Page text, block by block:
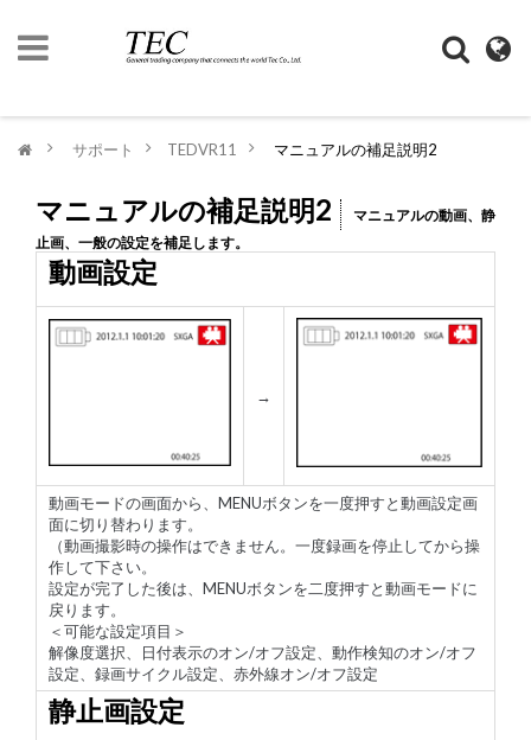
プ
企
業
情
報
SHOP
ラ
イ
フ
ス
タ
イ
ル
> サポート > TEDVR11 > マニュアルの補足説明2
マニュアルの補足説明2
マニュアルの動画、静
止画、一般の設定を補足します。
動画設定
→
動画モードの画面から、MENUボタンを一度押すと動画設定画
面に切り替わります。
（動画撮影時の操作はできません。一度録画を停止してから操
作して下さい。
設定が完了した後は、MENUボタンを二度押すと動画モードに
戻ります。
＜可能な設定項目＞
解像度選択、日付表示のオン/オフ設定、動作検知のオン/オフ
設定、録画サイクル設定、赤外線オン/オフ設定
静止画設定